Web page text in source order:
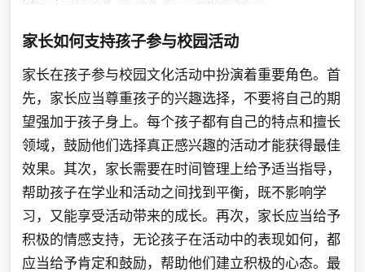
家长如何支持孩子参与校园活动
家长在孩子参与校园文化活动中扮演着重要角色。首
先，家长应当尊重孩子的兴趣选择，不要将自己的期
望强加于孩子身上。每个孩子都有自己的特点和擅长
领域，鼓励他们选择真正感兴趣的活动才能获得最佳
效果。其次，家长需要在时间管理上给予适当指导，
帮助孩子在学业和活动之间找到平衡，既不影响学
习，又能享受活动带来的成长。再次，家长应当给予
积极的情感支持，无论孩子在活动中的表现如何，都
应当给予肯定和鼓励，帮助他们建立积极的心态。最